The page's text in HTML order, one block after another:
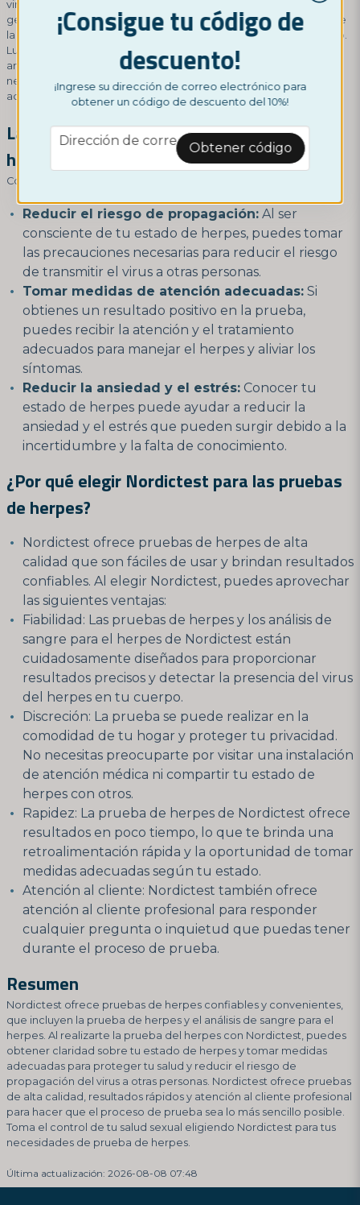
virus del herpes en tu sangre. La prueba es fácil de realizar y
generalmente implica tomar una pequeña muestra de sangre de
la punta del dedo utilizando el equipo de prueba proporcionado.
Luego, esta muestra se envía al laboratorio de Nordictest para su
análisis. Los resultados indicarán si tienes herpes o no, y, si es
necesario, podrás recibir asesoramiento sobre las medidas
adecuadas en función de los resultados.
La importancia de conocer tu estado de
herpes:
Conocer tu estado de herpes es importante por varias razones:
Reducir el riesgo de propagación: Al ser
consciente de tu estado de herpes, puedes tomar
las precauciones necesarias para reducir el riesgo
de transmitir el virus a otras personas.
Tomar medidas de atención adecuadas: Si
obtienes un resultado positivo en la prueba,
puedes recibir la atención y el tratamiento
adecuados para manejar el herpes y aliviar los
síntomas.
Reducir la ansiedad y el estrés: Conocer tu
estado de herpes puede ayudar a reducir la
ansiedad y el estrés que pueden surgir debido a la
incertidumbre y la falta de conocimiento.
¿Por qué elegir Nordictest para las pruebas
de herpes?
Nordictest ofrece pruebas de herpes de alta
calidad que son fáciles de usar y brindan resultados
confiables. Al elegir Nordictest, puedes aprovechar
las siguientes ventajas:
Fiabilidad: Las pruebas de herpes y los análisis de
sangre para el herpes de Nordictest están
cuidadosamente diseñados para proporcionar
resultados precisos y detectar la presencia del virus
del herpes en tu cuerpo.
Discreción: La prueba se puede realizar en la
comodidad de tu hogar y proteger tu privacidad.
No necesitas preocuparte por visitar una instalación
de atención médica ni compartir tu estado de
herpes con otros.
Rapidez: La prueba de herpes de Nordictest ofrece
resultados en poco tiempo, lo que te brinda una
retroalimentación rápida y la oportunidad de tomar
medidas adecuadas según tu estado.
Atención al cliente: Nordictest también ofrece
atención al cliente profesional para responder
cualquier pregunta o inquietud que puedas tener
durante el proceso de prueba.
Resumen
Nordictest ofrece pruebas de herpes confiables y convenientes,
que incluyen la prueba de herpes y el análisis de sangre para el
herpes. Al realizarte la prueba del herpes con Nordictest, puedes
obtener claridad sobre tu estado de herpes y tomar medidas
adecuadas para proteger tu salud y reducir el riesgo de
propagación del virus a otras personas. Nordictest ofrece pruebas
de alta calidad, resultados rápidos y atención al cliente profesional
para hacer que el proceso de prueba sea lo más sencillo posible.
Toma el control de tu salud sexual eligiendo Nordictest para tus
necesidades de prueba de herpes.
Última actualización: 2026-08-08 07:48
¡Consigue tu código de
descuento!
¡Ingrese su dirección de correo electrónico para
obtener un código de descuento del 10%!
email
Dirección de correo electrónico
Obtener código